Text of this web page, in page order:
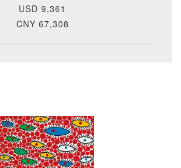
USD 9,361
CNY 67,308